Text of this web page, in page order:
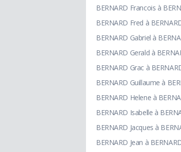
BERNARD Francois à
BERNARD Fred à
BERNARD Gabriel à
BERNARD Gerald à
BERNARD Grac à
BERNARD Guillaume à
BERNARD Helene à
BERNARD Isabelle à
BERNARD Jacques à
BERNARD Jean à